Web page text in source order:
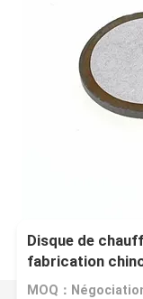
Disque de
fabrication
Diamètre 20mm
MOQ：